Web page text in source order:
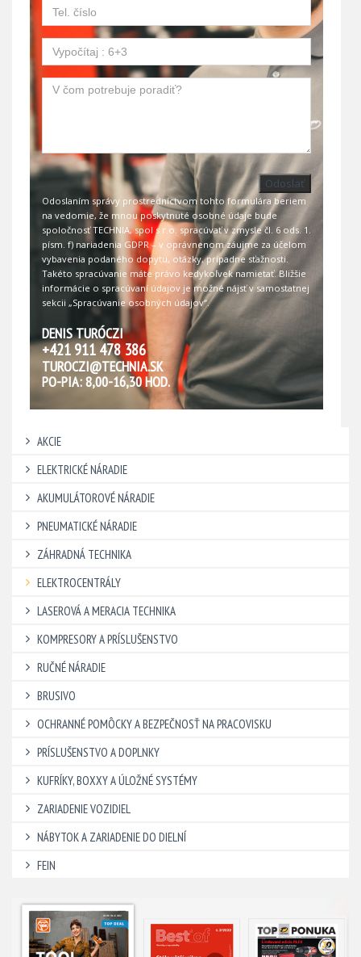
Odoslať
Odoslaním správy prostredníctvom tohto formulára beriem
na vedomie, že mnou poskytnuté osobné údaje bude
spoločnosť TECHNIA, spol s r.o. spracúvať v zmysle čl. 6 ods. 1.
písm. f) nariadenia GDPR – v oprávnenom záujme za účelom
vybavenia podaného dopytu, otázky, prípadne sťažnosti.
Takéto spracúvanie máte právo kedykoľvek namietať. Bližšie
informácie o spracúvaní údajov je možné nájsť v samostatnej
sekcii „Spracúvanie osobných údajov“.
DENIS TURÓCZI
+421 911 478 386
TUROCZI@TECHNIA.SK
PO-PIA: 8,00-16,30 HOD.
AKCIE
ELEKTRICKÉ NÁRADIE
AKUMULÁTOROVÉ NÁRADIE
PNEUMATICKÉ NÁRADIE
ZÁHRADNÁ TECHNIKA
ELEKTROCENTRÁLY
LASEROVÁ A MERACIA TECHNIKA
KOMPRESORY A PRÍSLUŠENSTVO
RUČNÉ NÁRADIE
BRUSIVO
OCHRANNÉ POMÔCKY A BEZPEČNOSŤ NA PRACOVISKU
PRÍSLUŠENSTVO A DOPLNKY
KUFRÍKY, BOXXY A ÚLOŽNÉ SYSTÉMY
ZARIADENIE VOZIDIEL
NÁBYTOK A ZARIADENIE DO DIELNÍ
FEIN